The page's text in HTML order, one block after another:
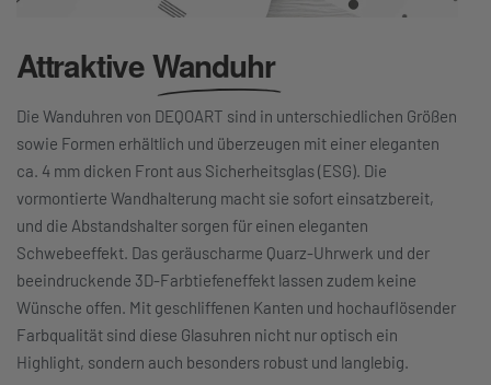
AttraktiveWanduhr
Die Wanduhren von DEQOART sind in unterschiedlichen Größen
sowie Formen erhältlich und überzeugen mit einer eleganten
ca. 4 mm dicken Front aus Sicherheitsglas (ESG). Die
vormontierte Wandhalterung macht sie sofort einsatzbereit,
und die Abstandshalter sorgen für einen eleganten
Schwebeeffekt. Das geräuscharme Quarz-Uhrwerk und der
beeindruckende 3D-Farbtiefeneffekt lassen zudem keine
Wünsche offen. Mit geschliffenen Kanten und hochauflösender
Farbqualität sind diese Glasuhren nicht nur optisch ein
Highlight, sondern auch besonders robust und langlebig.